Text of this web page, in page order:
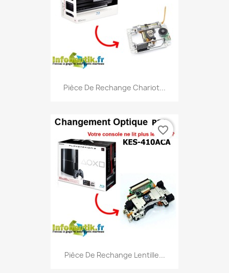
Pièce De Rechange Chariot...
Pièce De Rechange Lentille...
favorite_border